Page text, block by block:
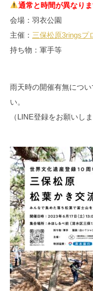
通常と時間が異なり
会場：羽衣公園
主催： 三保松原3ringsプ
持ち物：軍手等
雨天時の開催有無につ
い。
（LINE登録をお願いしま